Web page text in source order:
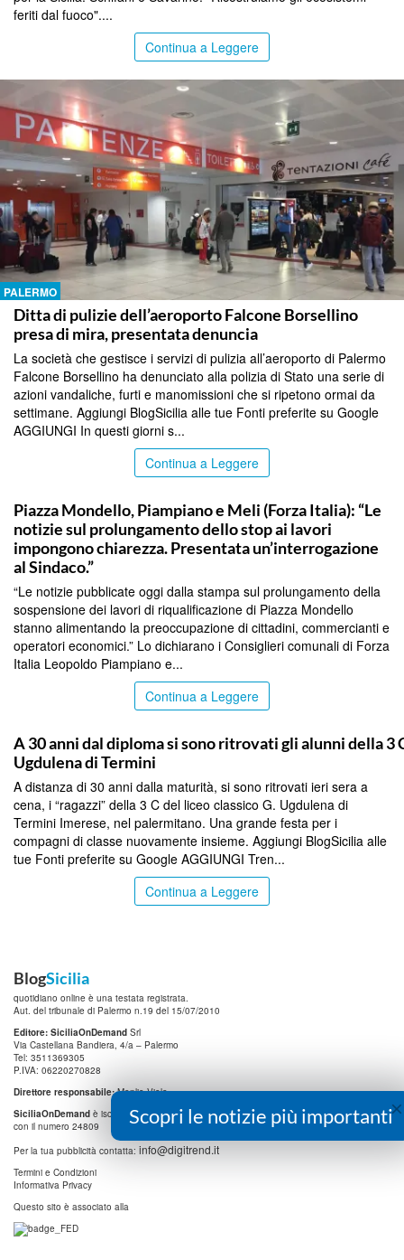
feriti dal fuoco"....
Continua a Leggere
PALERMO
Ditta di pulizie dell’aeroporto Falcone Borsellino
presa di mira, presentata denuncia
La società che gestisce i servizi di pulizia all’aeroporto di Palermo
Falcone Borsellino ha denunciato alla polizia di Stato una serie di
azioni vandaliche, furti e manomissioni che si ripetono ormai da
settimane. Aggiungi BlogSicilia alle tue Fonti preferite su Google
AGGIUNGI In questi giorni s...
Continua a Leggere
Piazza Mondello, Piampiano e Meli (Forza Italia): “Le
notizie sul prolungamento dello stop ai lavori
impongono chiarezza. Presentata un’interrogazione
al Sindaco.”
“Le notizie pubblicate oggi dalla stampa sul prolungamento della
sospensione dei lavori di riqualificazione di Piazza Mondello
stanno alimentando la preoccupazione di cittadini, commercianti e
operatori economici.” Lo dichiarano i Consiglieri comunali di Forza
Italia Leopoldo Piampiano e...
Continua a Leggere
A 30 anni dal diploma si sono ritrovati gli alunni della 3
Ugdulena di Termini
A distanza di 30 anni dalla maturità, si sono ritrovati ieri sera a
cena, i “ragazzi” della 3 C del liceo classico G. Ugdulena di
Termini Imerese, nel palermitano. Una grande festa per i
compagni di classe nuovamente insieme. Aggiungi BlogSicilia alle
tue Fonti preferite su Google AGGIUNGI Tren...
Continua a Leggere
BlogSicilia
quotidiano online è una testata registrata.
Aut. del tribunale di Palermo n.19 del 15/07/2010
Editore: SiciliaOnDemand Srl
Via Castellana Bandiera, 4/a – Palermo
Tel: 3511369305
P.IVA: 06220270828
Direttore responsabile:Manlio Viola
SiciliaOnDemand è iscritta alRegistro degli Operatori di Comunicazione (ROC)
con il numero 24809
Per la tua pubblicità contatta: info@digitrend.it
Termini e Condizioni
Informativa Privacy
Questo sito è associato alla
×
Scopri le notizie più importanti